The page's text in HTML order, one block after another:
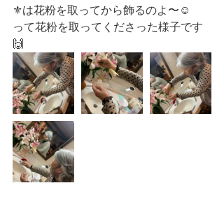
⚜️は花粉を取ってから飾るのよ〜☺️
って花粉を取ってくださった様子です
🙌